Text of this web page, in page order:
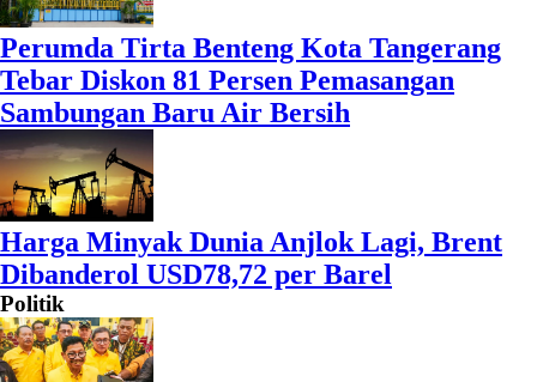
Perumda Tirta Benteng Kota Tangerang
Tebar Diskon 81 Persen Pemasangan
Sambungan Baru Air Bersih
Harga Minyak Dunia Anjlok Lagi, Brent
Dibanderol USD78,72 per Barel
Politik